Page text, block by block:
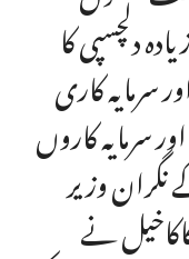
دلچسپی کا
سرمایہ کاری
سرمایہ کاروں
نگران وزیر
نے